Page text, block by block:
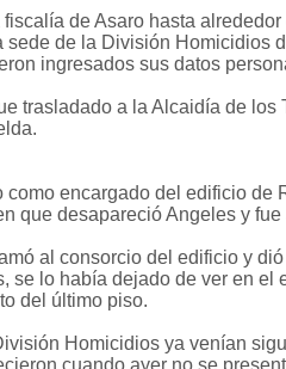
de Asaro hasta
sede de la División Homicidios
ingresados sus datos
trasladado a la Alcaidía de los
como encargado del edificio de
que desapareció Angeles y
al consorcio del edificio y
se lo había dejado de ver en el
del último piso.
Homicidios ya venían